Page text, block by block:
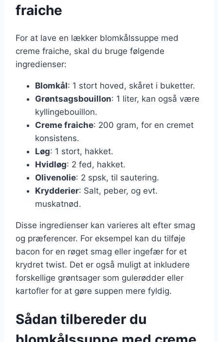
fraiche
For at lave en lækker blomkålssuppe med
creme fraiche, skal du bruge følgende
ingredienser:
Blomkål: 1 stort hoved, skåret i buketter.
Grøntsagsbouillon: 1 liter, kan også være
kyllingebouillon.
Creme fraiche: 200 gram, for en cremet
konsistens.
Løg: 1 stort, hakket.
Hvidløg: 2 fed, hakket.
Olivenolie: 2 spsk, til sautering.
Krydderier: Salt, peber, og evt.
muskatnød.
Disse ingredienser kan varieres alt efter smag
og præferencer. For eksempel kan du tilføje
bacon for en røget smag eller ingefær for et
krydret twist. Det er også muligt at inkludere
forskellige grøntsager som gulerødder eller
kartofler for at gøre suppen mere fyldig.
Sådan tilbereder du